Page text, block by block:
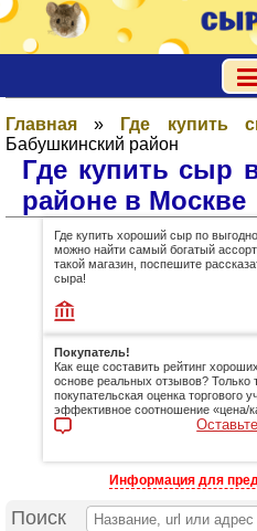
Главная » Где купить
Бабушкинский район
Где купить сыр
районе в Москве
Где купить хороший сыр по
можно найти самый богатый
такой магазин, поспешите
сыра!
Покупатель!
Как еще составить рейтинг
основе реальных отзывов?
покупательская оценка торгового
эффективное соотношение «цена/
Информация для
Поиск